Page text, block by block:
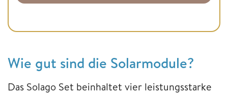
Wie gut sind die Solarmodule?
Das Solago Set beinhaltet vier leistungsstarke